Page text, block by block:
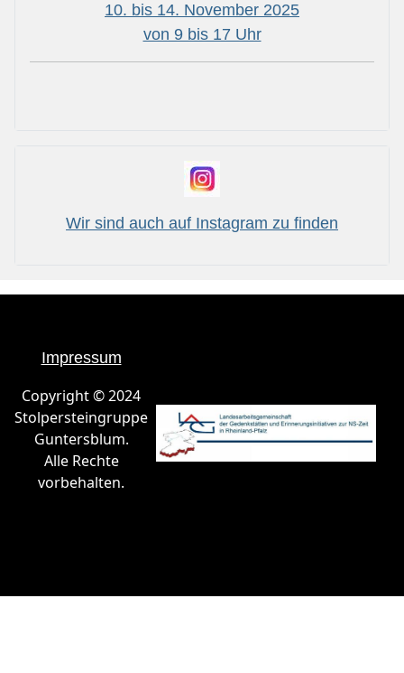
10. bis 14. November 2025
von 9 bis 17 Uhr
Wir sind auch auf Instagram zu finden
Impressum
Copyright © 2024
Stolpersteingruppe
Guntersblum.
Alle Rechte
vorbehalten.